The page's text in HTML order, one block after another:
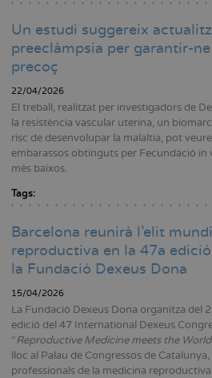
Un estudi suggereix
preeclàmpsia per garantir-
precoç
22/04/2026
El treball, realitzat per investigadors de
la resistència vascular uterina, un
risc de desenvolupar la malaltia, pot
embarassos obtinguts per Fecundació in
més baixos.
Tags:
Barcelona reunirà l’elit
reproductiva en la 47a
la Fundació Dexeus Dona
15/04/2026
La Fundació Dexeus Dona organitza del
edició del 47 International Dexeus
“Reproductive Medicine meets the World
lloc al Palau de Congressos de
professionals de la medicina